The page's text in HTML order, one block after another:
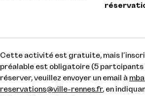
Cette activité est gratuite, mais
préalable est obligatoire (5 partcipants
réserver, veuillez envoyer un email à
reservations@ville-rennes.fr, en